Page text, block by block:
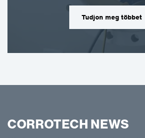
Tudjon meg többet
CORROTECH NEWS